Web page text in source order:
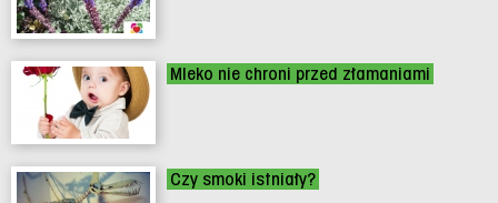
Mleko nie chroni przed złamaniami
Czy smoki istniały?